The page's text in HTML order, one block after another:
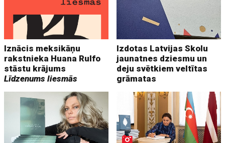
Iznācis meksikāņu
rakstnieka Huana Rulfo
stāstu krājums
Līdzenums liesmās
Izdotas Latvijas Skolu
jaunatnes dziesmu un
deju svētkiem veltītas
grāmatas